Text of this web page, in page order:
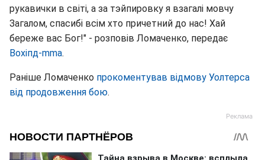
рукавички в світі, а за тэйпировку я взагалі мовчу
Загалом, спасибі всім хто причетний до нас! Хай
береже вас Бог!" - розповів Ломаченко, передає
Вохіпд-mma.
Раніше Ломаченко прокоментував відмову Уолтерса
від продовження бою.